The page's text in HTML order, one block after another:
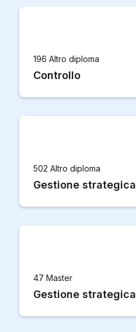
196 Altro diploma
Controllo
502 Altro diploma
Gestione strategica
47 Master
Gestione strategica